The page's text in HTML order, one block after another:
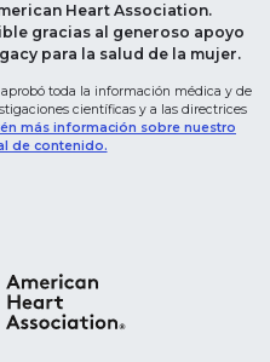
Heart Association.
gracias al generoso apoyo
para la salud de la mujer.
toda la información médica y de
científicas y a las directrices
más información sobre nuestro
de contenido.